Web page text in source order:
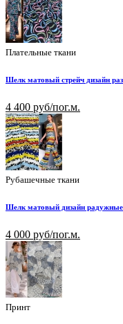
Плательные ткани
Шелк матовый стрейч дизайн
4 400 руб/пог.м.
Рубашечные ткани
Шелк матовый дизайн
4 000 руб/пог.м.
Принт